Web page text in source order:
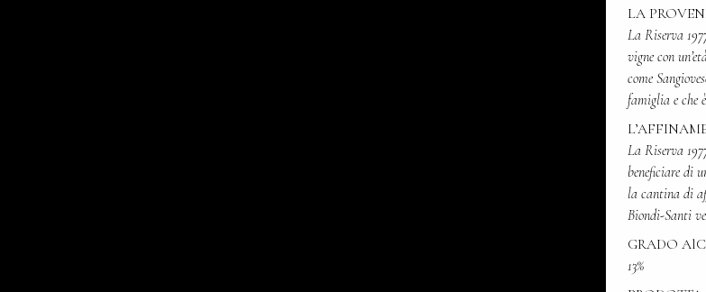
LA
La Riserva
vigne con
come
famiglia e che
La Riserva
beneficiare di
la cantina di
Biondi-Santi
GRADO
13%